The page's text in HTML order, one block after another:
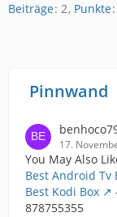
Beiträge 2 Punkte
Pinnwand
17.
You May Also
Best Android Tv
Best Kodi Box
878755355